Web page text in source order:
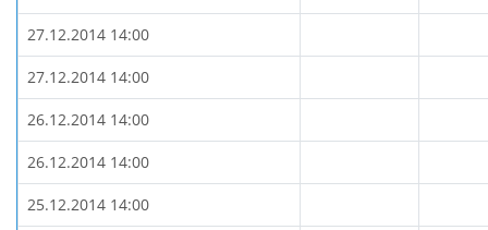
27.12.2014 14:00
27.12.2014 14:00
26.12.2014 14:00
26.12.2014 14:00
25.12.2014 14:00